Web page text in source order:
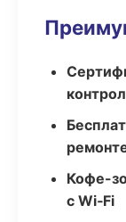
Кофе-
с Wi‑Fi